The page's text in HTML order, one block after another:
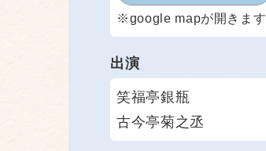
※google mapが開きます
出演
笑福亭銀瓶
古今亭菊之丞